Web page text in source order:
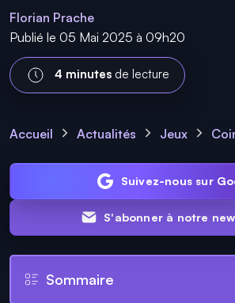
Florian Prache
Publié le 05 Mai 2025 à 09h20
4 minutesde lecture
Accueil Actualités Jeux
Suivez-nous sur
S'abonner à notre
Sommaire